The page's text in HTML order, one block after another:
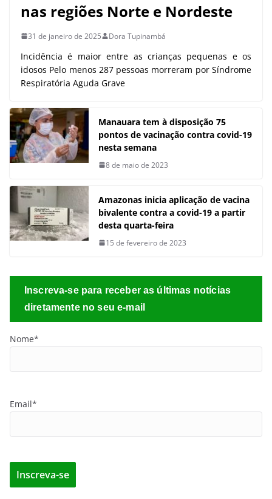
nas regiões Norte e Nordeste
31 de janeiro de 2025 Dora Tupinambá
Incidência é maior entre as crianças pequenas e os
idosos Pelo menos 287 pessoas morreram por Síndrome
Respiratória Aguda Grave
Manauara tem à disposição 75
pontos de vacinação contra covid-19
nesta semana
8 de maio de 2023
Amazonas inicia aplicação de vacina
bivalente contra a covid-19 a partir
desta quarta-feira
15 de fevereiro de 2023
Inscreva-se para receber as últimas notícias
diretamente no seu e-mail
Nome*
Email*